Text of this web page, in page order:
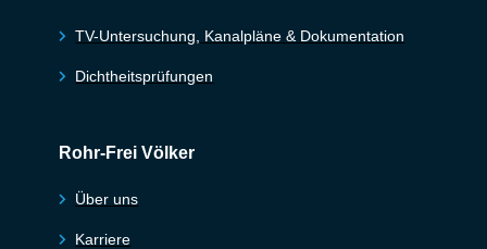
TV-Untersuchung, Kanalpläne & Dokumentation
Dichtheitsprüfungen
Rohr-Frei Völker
Über uns
Karriere